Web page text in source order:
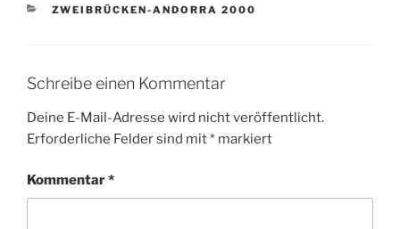
KATEGORIEN
ZWEIBRÜCKEN-ANDORRA 2000
Schreibe einen Kommentar
Deine E-Mail-Adresse wird nicht veröffentlicht.
Erforderliche Felder sind mit* markiert
Kommentar*